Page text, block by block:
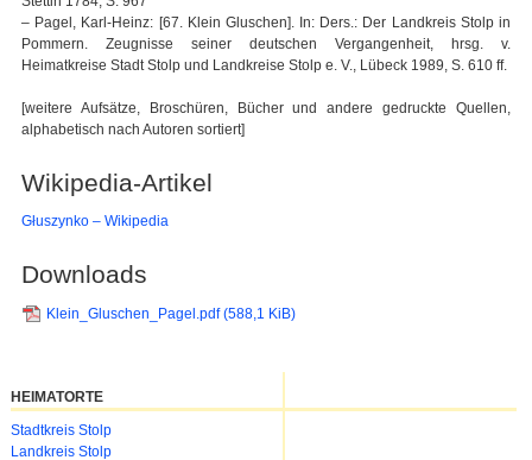
– Pagel, Karl-Heinz: [67. Klein Gluschen]. In: Ders.: Der Landkreis Stolp in
Pommern. Zeugnisse seiner deutschen Vergangenheit, hrsg. v.
Heimatkreise Stadt Stolp und Landkreise Stolp e. V., Lübeck 1989, S. 610 ff.
[weitere Aufsätze, Broschüren, Bücher und andere gedruckte Quellen,
alphabetisch nach Autoren sortiert]
Wikipedia-Artikel
Głuszynko – Wikipedia
Downloads
Klein_Gluschen_Pagel.pdf(588,1 KiB)
HEIMATORTE
Navigation
überspringen
Stadtkreis Stolp
Landkreis Stolp